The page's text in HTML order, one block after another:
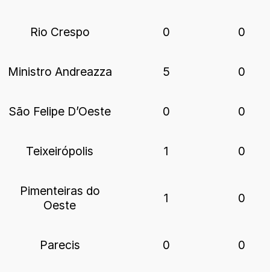
Rio Crespo 0 0
Ministro Andreazza 5 0
São Felipe D’Oeste 0 0
Teixeirópolis 1 0
Pimenteiras do
Oeste
1 0
Parecis 0 0